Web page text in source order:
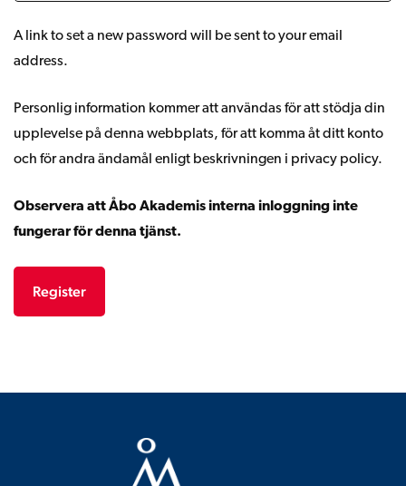
A link to set a new password will be sent to your email
address.
Personlig information kommer att användas för att stödja din
upplevelse på denna webbplats, för att komma åt ditt konto
och för andra ändamål enligt beskrivningen i privacy policy.
Observera att Åbo Akademis interna inloggning inte
fungerar för denna tjänst.
Register